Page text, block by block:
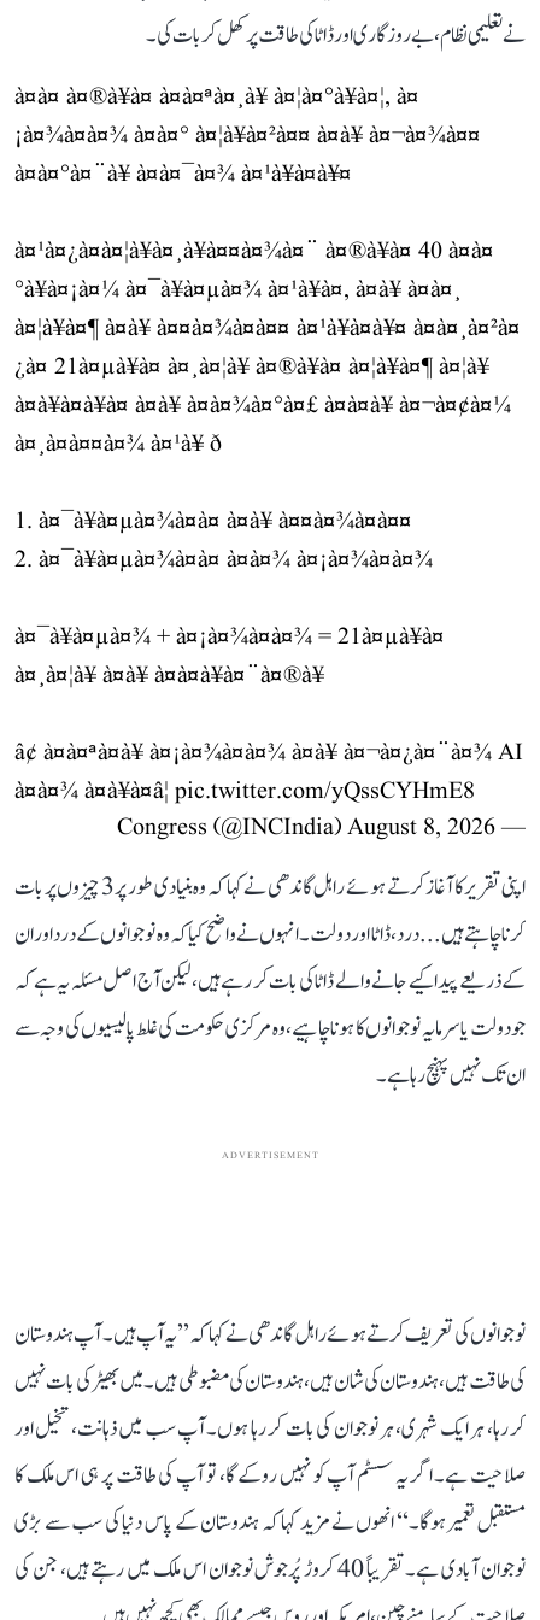
نے تعلیمی نظام، بے روزگاری اور ڈاٹا کی طاقت پر کھل کر بات کی۔
à¤à¤ à¤®à¥à¤ à¤à¤ªà¤¸à¥ à¤¦à¤°à¥à¤¦, à¤
¡à¤¾à¤à¤¾ à¤à¤° à¤¦à¥à¤²à¤¤ à¤à¥ à¤¬à¤¾à¤¤
à¤à¤°à¤¨à¥ à¤à¤¯à¤¾ à¤¹à¥à¤à¥¤
à¤¹à¤¿à¤à¤¦à¥à¤¸à¥à¤¤à¤¾à¤¨ à¤®à¥à¤ 40 à¤à¤
°à¥à¤¡à¤¼ à¤¯à¥à¤µà¤¾ à¤¹à¥à¤, à¤à¥ à¤à¤¸
à¤¦à¥à¤¶ à¤à¥ à¤¤à¤¾à¤à¤¤ à¤¹à¥à¤à¥¤ à¤à¤¸à¤²à¤
¿à¤ 21à¤µà¥à¤ à¤¸à¤¦à¥ à¤®à¥à¤ à¤¦à¥à¤¶ à¤¦à¥
à¤à¥à¤à¥à¤ à¤à¥ à¤à¤¾à¤°à¤£ à¤à¤à¥ à¤¬à¤¢à¤¼
à¤¸à¤à¤¤à¤¾ à¤¹à¥ ð
1. à¤¯à¥à¤µà¤¾à¤à¤ à¤à¥ à¤¤à¤¾à¤à¤¤
2. à¤¯à¥à¤µà¤¾à¤à¤ à¤à¤¾ à¤¡à¤¾à¤à¤¾
à¤¯à¥à¤µà¤¾ + à¤¡à¤¾à¤à¤¾ = 21à¤µà¥à¤
à¤¸à¤¦à¥ à¤à¥ à¤à¤à¥à¤¨à¤®à¥
â¢ à¤à¤ªà¤à¥ à¤¡à¤¾à¤à¤¾ à¤à¥ à¤¬à¤¿à¤¨à¤¾ AI
à¤à¤¾ à¤à¥à¤â¦ pic.twitter.com/yQssCYHmE8
— Congress (@INCIndia)
August 8, 2026
اپنی تقریر کا آغاز کرتے ہوئے راہل گاندھی نے کہا کہ وہ بنیادی طور پر 3 چیزوں پر بات
کرنا چاہتے ہیں... درد، ڈاٹا اور دولت۔ انہوں نے واضح کیا کہ وہ نوجوانوں کے درد اور ان
کے ذریعے پیدا کیے جانے والے ڈاٹا کی بات کر رہے ہیں، لیکن آج اصل مسئلہ یہ ہے کہ
جو دولت یا سرمایہ نوجوانوں کا ہونا چاہیے، وہ مرکزی حکومت کی غلط پالیسیوں کی وجہ سے
ان تک نہیں پہنچ رہا ہے۔
ADVERTISEMENT
نوجوانوں کی تعریف کرتے ہوئے راہل گاندھی نے کہا کہ ’’یہ آپ ہیں۔ آپ ہندوستان
کی طاقت ہیں، ہندوستان کی شان ہیں، ہندوستان کی مضبوطی ہیں۔ میں بھیڑ کی بات نہیں
کر رہا، ہر ایک شہری، ہر نوجوان کی بات کر رہا ہوں۔ آپ سب میں ذہانت، تخیل اور
صلاحیت ہے۔ اگر یہ سسٹم آپ کو نہیں روکے گا، تو آپ کی طاقت پر ہی اس ملک کا
مستقبل تعمیر ہوگا۔‘‘ انھوں نے مزید کہا کہ ہندوستان کے پاس دنیا کی سب سے بڑی
نوجوان آبادی ہے۔ تقریباً 40 کروڑ پُرجوش نوجوان اس ملک میں رہتے ہیں، جن کی